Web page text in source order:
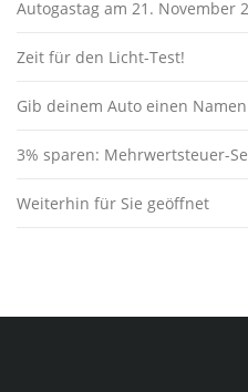
Autogastag am 21. November
Zeit für den Licht-Test!
Gib deinem Auto einen
3% sparen: Mehrwertsteuer-
Weiterhin für Sie geöffnet